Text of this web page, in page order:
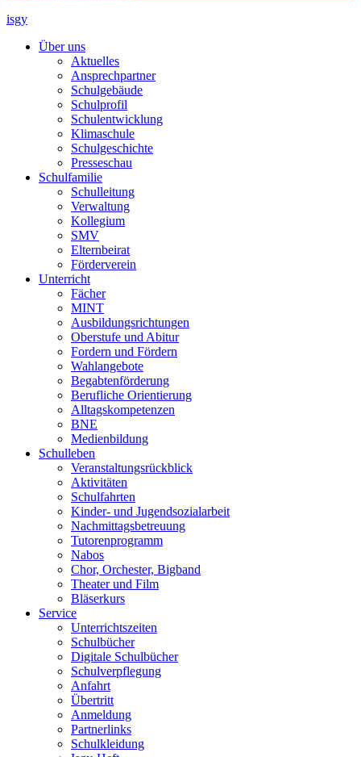
isgy
Über uns
Aktuelles
Ansprechpartner
Schulgebäude
Schulprofil
Schulentwicklung
Klimaschule
Schulgeschichte
Presseschau
Schulfamilie
Schulleitung
Verwaltung
Kollegium
SMV
Elternbeirat
Förderverein
Unterricht
Fächer
MINT
Ausbildungsrichtungen
Oberstufe und Abitur
Fordern und Fördern
Wahlangebote
Begabtenförderung
Berufliche Orientierung
Alltagskompetenzen
BNE
Medienbildung
Schulleben
Veranstaltungsrückblick
Aktivitäten
Schulfahrten
Kinder- und Jugendsozialarbeit
Nachmittagsbetreuung
Tutorenprogramm
Nabos
Chor, Orchester, Bigband
Theater und Film
Bläserkurs
Service
Unterrichtszeiten
Schulbücher
Digitale Schulbücher
Schulverpflegung
Anfahrt
Übertritt
Anmeldung
Partnerlinks
Schulkleidung